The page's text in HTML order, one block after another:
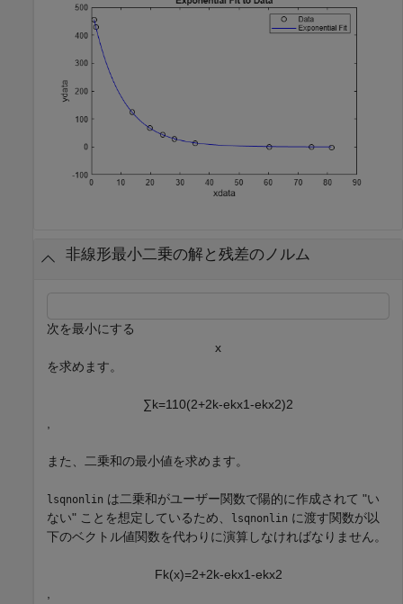
非線形最小二乗の解と残差のノルム
次を最小にする
x
を求めます。
∑k=110(2+2k-ekx1-ekx2)2
,
また、二乗和の最小値を求めます。
lsqnonlin は二乗和がユーザー関数で陽的に作成されて "い
ない" ことを想定しているため、
lsqnonlin に渡す関数が以
下のベクトル値関数を代わりに演算しなければなりません。
Fk(x)=2+2k-ekx1-ekx2
,